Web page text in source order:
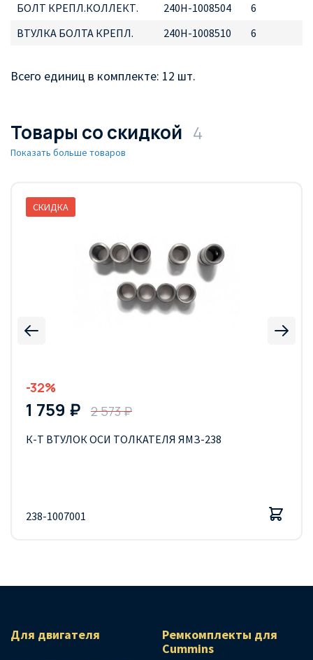
БОЛТ КРЕПЛ.КОЛЛЕКТ. 240Н-1008504
6
ВТУЛКА БОЛТА КРЕПЛ.
240Н-1008510 6
Всего единиц в комплекте: 12 шт.
Товары со скидкой 4
Показать больше товаров
СКИДКА
-32%
1 759 ₽ 2 573 ₽
К-Т ВТУЛОК ОСИ ТОЛКАТЕЛЯ ЯМЗ-238
238-1007001
Для двигателя
Ремкомплекты для
Сummins